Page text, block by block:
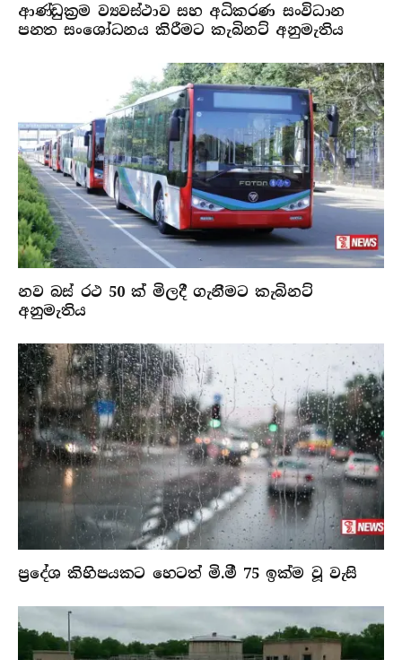
ආණ්ඩුක්‍රම ව්‍යවස්ථාව සහ අධිකරණ සංවිධාන
පනත සංශෝධනය කිරීමට කැබිනට් අනුමැතිය
නව බස් රථ 50 ක් මිලදී ගැනීමට කැබිනට්
අනුමැතිය
ප්‍රදේශ කිහිපයකට හෙටත් මි.මී 75 ඉක්ම වූ වැසි